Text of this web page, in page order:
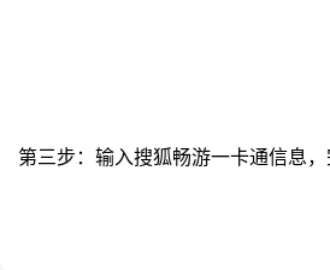
第三步：输入搜狐畅游一卡通信息，